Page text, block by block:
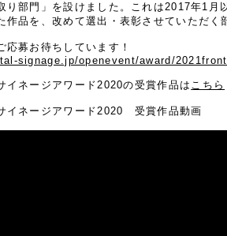
り部門」を設けました。これは2017年1
作品を、改めて選出・表彰させていただく
応募お待ちしています！
signage.jp/openevent/award/
イネージアワード2020の受賞作品は こちら
イネージアワード2020 受賞作品動画